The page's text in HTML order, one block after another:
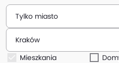
Mieszkania
Tylko miasto
Kraków